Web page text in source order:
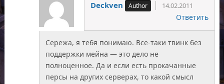
Deckven 14.02.2011
Ответить
Сережа, я тебя понимаю. Все-таки твинк без
поддержки мейна — это дело не
полноценное. Да и если есть прокачанные
персы на других серверах, то какой смысл